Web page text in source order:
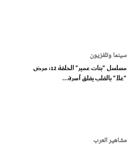
سينما وتلفزيون
مسلسل "بنات عمير" الحلقة 12: مرض
"غلا" بالقلب يقلق أسرة...
مشاهير العرب